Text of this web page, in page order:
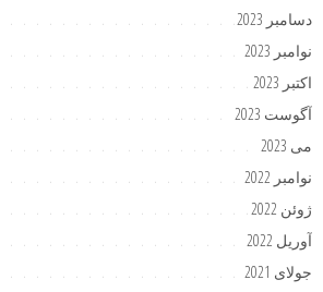
دسامبر 2023
نوامبر 2023
اکتبر 2023
آگوست 2023
می 2023
نوامبر 2022
ژوئن 2022
آوریل 2022
جولای 2021